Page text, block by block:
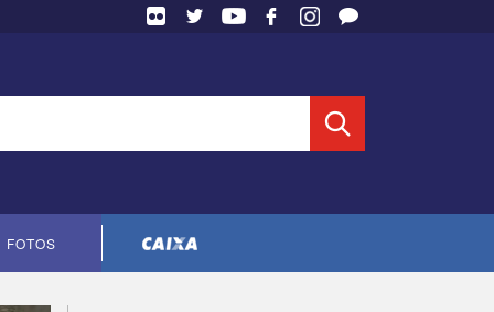
FOTOS Cópia do contrato CNTS-CEF-2023